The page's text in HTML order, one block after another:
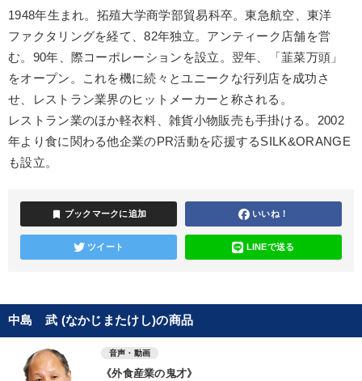
1948年生まれ。拓殖大学商学部貿易科卒。東急航空、東洋
ファクタリングを経て、82年独立。アンティーク店舗を営
む。90年、際コーポレーションを設立。翌年、「韮菜万頭」
をオープン。これを機に続々とユニークな行列店を成功さ
せ、レストラン業界のヒットメーカーと称される。
レストラン業のほか軽衣料、雑貨小物販売も手掛ける。2002
年より食に関わる他企業のPR活動を応援するSILK&ORANGE
も設立。
bookmark ブックマークに追加 いいね！
ツイート LINEで送る
中島 武 (なかじまたけし)の商品
音声・動画
《外食産業の鬼才》